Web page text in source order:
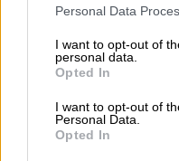
Personal Data
I want to opt-out of
personal data.
Opted In
I want to opt-out of
Personal Data.
Opted In
conexión, eso
control del
tienes la opción